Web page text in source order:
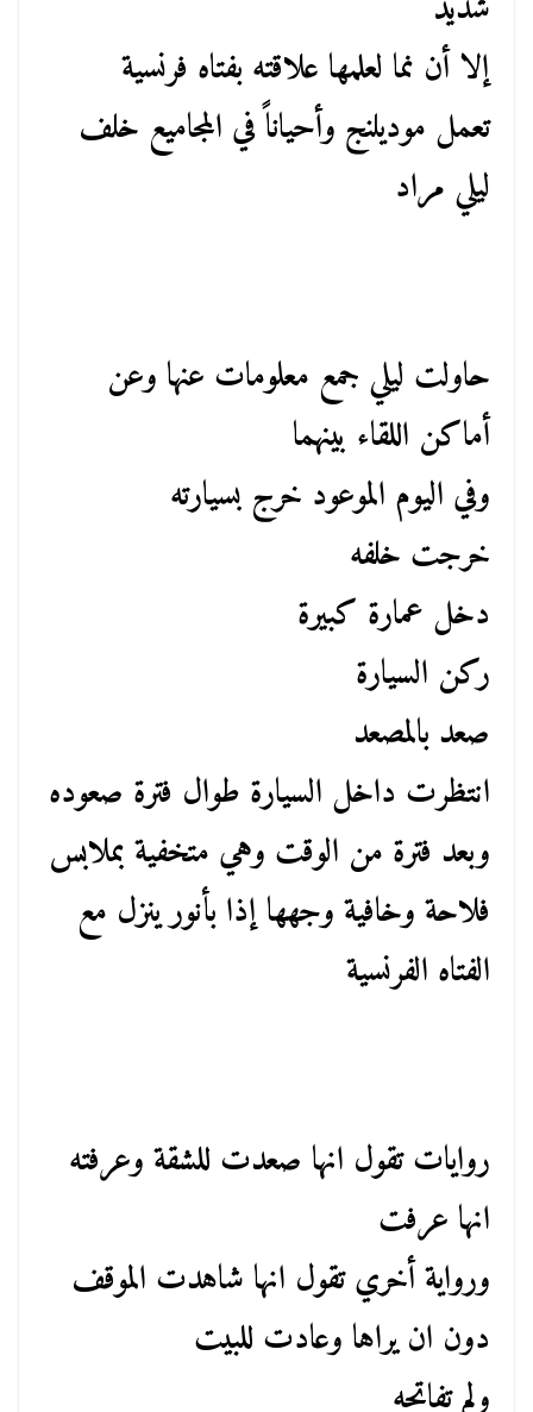
إلا أن نما لعلمها علاقته بفتاه فرنسية
تعمل موديلنج وأحياناً في المجاميع خلف
ليلي مراد
حاولت ليلي جمع معلومات عنها وعن
أماكن اللقاء بينهما
وفي اليوم الموعود خرج بسيارته
خرجت خلفه
دخل عمارة كبيرة
ركن السيارة
صعد بالمصعد
انتظرت داخل السيارة طوال فترة صعوده
وبعد فترة من الوقت وهي متخفية بملابس
فلاحة وخافية وجهها إذا بأنور ينزل مع
الفتاه الفرنسية
روايات تقول انها صعدت للشقة وعرفته
انها عرفت
ورواية أخري تقول انها شاهدت الموقف
دون ان يراها وعادت للبيت
ولم تفاتحه